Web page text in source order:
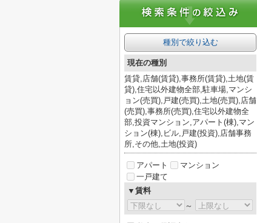
種別で絞り込む
現在の種別
賃貸,店舗(賃貸),事務所(賃貸),土地(賃
貸),住宅以外建物全部,駐車場,マンシ
ョン(売買),戸建(売買),土地(売買),店舗
(売買),事務所(売買),住宅以外建物全
部,投資マンション,アパート(棟),マン
ション(棟),ビル,戸建(投資),店舗事務
所,その他,土地(投資)
アパート
マンション
一戸建て
▼賃料
～